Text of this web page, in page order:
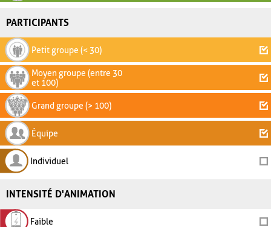
PARTICIPANTS
Petit groupe (< 30)
Moyen groupe (entre 30
et 100)
Grand groupe (> 100)
Équipe
Individuel
INTENSITÉ D'ANIMATION
Faible